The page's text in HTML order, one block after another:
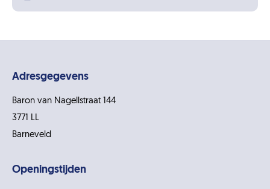
Adresgegevens
Baron van Nagellstraat 144
3771 LL
Barneveld
Openingstijden